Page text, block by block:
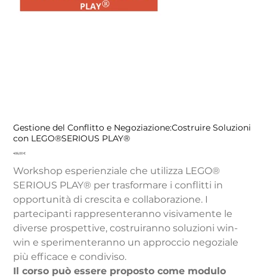
Gestione del Conflitto e Negoziazione:Costruire Soluzioni
con LEGO®SERIOUS PLAY®
Precio
406,00 €
Workshop esperienziale che utilizza LEGO®
SERIOUS PLAY® per trasformare i conflitti in
opportunità di crescita e collaborazione. I
partecipanti rappresenteranno visivamente le
diverse prospettive, costruiranno soluzioni win-
win e sperimenteranno un approccio negoziale
più efficace e condiviso.
Il corso può essere proposto come modulo